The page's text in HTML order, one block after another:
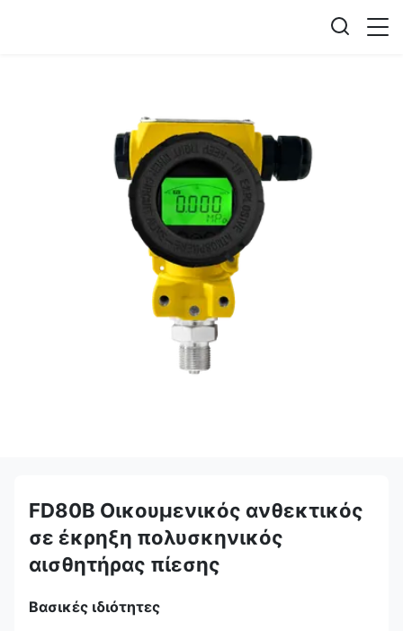
FD80B Οικουμενικός ανθεκτικός
σε έκρηξη πολυσκηνικός
αισθητήρας πίεσης
Βασικές ιδιότητες